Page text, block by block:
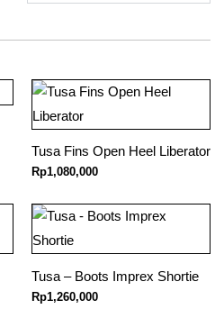
Tusa Fins Open Heel Liberator
Rp1,080,000
Tusa – Boots Imprex Shortie
Rp1,260,000